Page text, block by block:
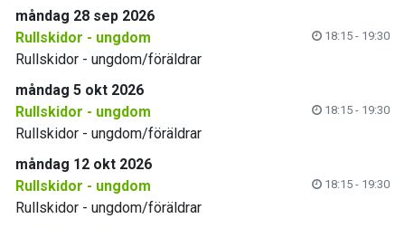
måndag 28 sep 2026
Rullskidor - ungdom
18:15 - 19:30
Rullskidor - ungdom/föräldrar
måndag 5 okt 2026
Rullskidor - ungdom
18:15 - 19:30
Rullskidor - ungdom/föräldrar
måndag 12 okt 2026
Rullskidor - ungdom
18:15 - 19:30
Rullskidor - ungdom/föräldrar